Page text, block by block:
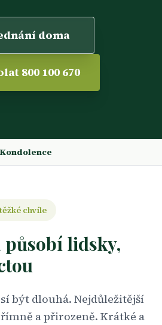
doma
800 100 670
Kondolence
chvíle
působí lidsky,
být dlouhá. Nejdůležitější
a přirozeně. Krátké a